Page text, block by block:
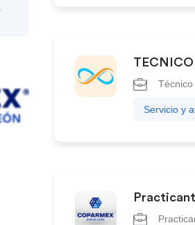
TECNICO
Técnico
Servicio y